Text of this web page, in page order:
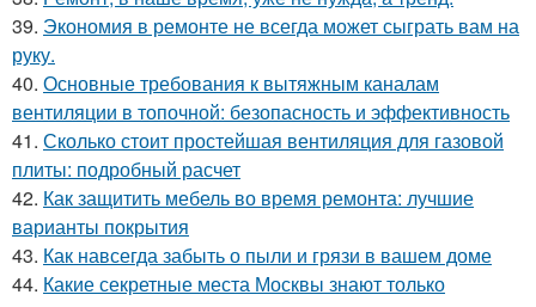
39. Экономия в ремонте не всегда может сыграть вам на
руку.
40. Основные требования к вытяжным каналам
вентиляции в топочной: безопасность и эффективность
41. Сколько стоит простейшая вентиляция для газовой
плиты: подробный расчет
42. Как защитить мебель во время ремонта: лучшие
варианты покрытия
43. Как навсегда забыть о пыли и грязи в вашем доме
44. Какие секретные места Москвы знают только